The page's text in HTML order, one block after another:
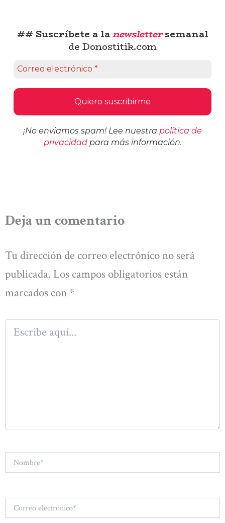
## Suscríbete a lanewslettersemanal
de Donostitik.com
¡No enviamos spam! Lee nuestra política de
privacidadpara más información.
Deja un comentario
Tu dirección de correo electrónico no será
publicada. Los campos obligatorios están
marcados con *
Escribe
aquí...
electrónico*